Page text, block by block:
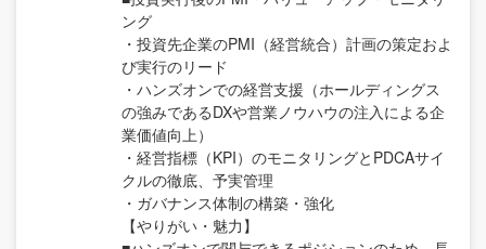
ング
・投資先企業のPMI（経営統合）計画の策定およ
び実行のリード
・ハンズオンでの経営支援（ホールディングス
の強みであるDXや営業ノウハウの注入による企
業価値向上）
・経営指標（KPI）のモニタリングとPDCAサイ
クルの徹底、予実管理
・ガバナンス体制の構築・強化
【やりがい・魅力】